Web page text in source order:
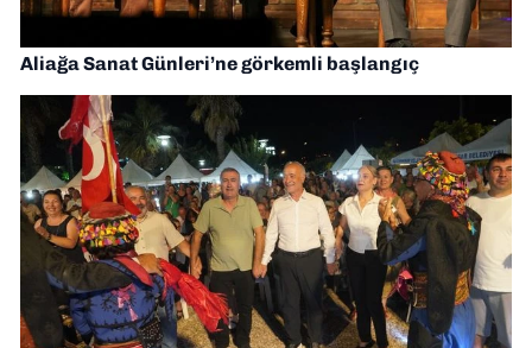
Aliağa Sanat Günleri’ne görkemli başlangıç